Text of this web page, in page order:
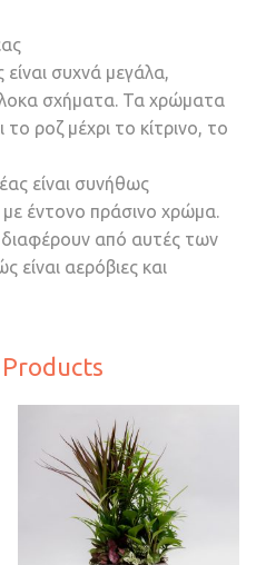
συχνά μεγάλα,
σχήματα. Τα χρώματα
ροζ μέχρι το κίτρινο, το
είναι συνήθως
έντονο πράσινο χρώμα.
διαφέρουν από αυτές των
αερόβιες και